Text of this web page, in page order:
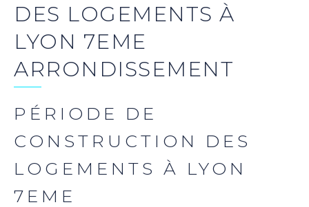
DES LOGEMENTS À
LYON 7EME
ARRONDISSEMENT
PÉRIODE DE
CONSTRUCTION DES
LOGEMENTS À LYON
7EME